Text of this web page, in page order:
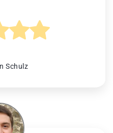
Schulz